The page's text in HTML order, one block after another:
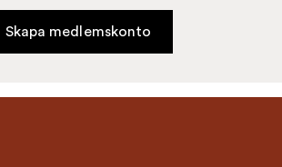
Skapa medlemskonto